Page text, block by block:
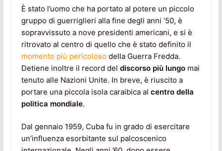
È stato l’uomo che ha portato al potere un piccolo
gruppo di guerriglieri alla fine degli anni ’50, è
sopravvissuto a nove presidenti americani, e si è
ritrovato al centro di quello che è stato definito il
momento più pericolosodella Guerra Fredda.
Detiene inoltre il record del discorso più lungomai
tenuto alle Nazioni Unite. In breve, è riuscito a
portare una piccola isola caraibica al centro della
politica mondiale.
Dal gennaio 1959, Cuba fu in grado di esercitare
un’influenza esorbitante sul palcoscenico